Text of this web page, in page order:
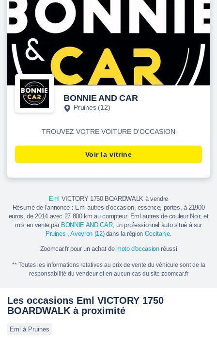
BONNIE AND CAR
Pruines (12)
TROUVEZ VOTRE VOITURE D'OCCASION
Voir la vitrine
Eml VICTORY 1750 BOARDWALK à vendre
Résumé de l’annonce : Eml autres d’occasion, essence, portes, à 21900
euros, de 2014 avec 27 800 km au compteur. Eml autres de couleur Noir, et
mis en vente par BONNIE AND CAR, un professionnel auto situé à sur
Pruines ,Aveyron (12) dans la région Occitanie.
Zoomcar.fr pour un achat de moto d'occasionréussi
** Toutes les informations relatives au prix de vente du véhicule sont de la
responsabilité du vendeur et en aucun cas du site zoomcar.fr
Les occasions Eml VICTORY 1750
BOARDWALK à proximité
Eml à Pruines